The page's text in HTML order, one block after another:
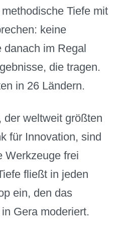
Tiefe mit
keine
danach im Regal
die tragen.
in 26 Ländern.
weltweit größten
für Innovation, sind
Werkzeuge frei
fließt in jeden
ein, den das
Gera moderiert.